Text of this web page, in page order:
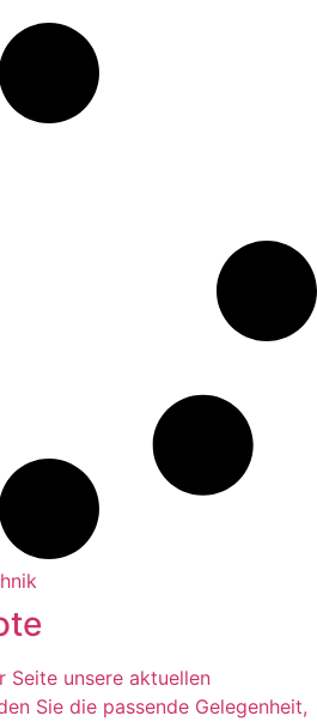
Seite unsere aktuellen
Sie die passende Gelegenheit,